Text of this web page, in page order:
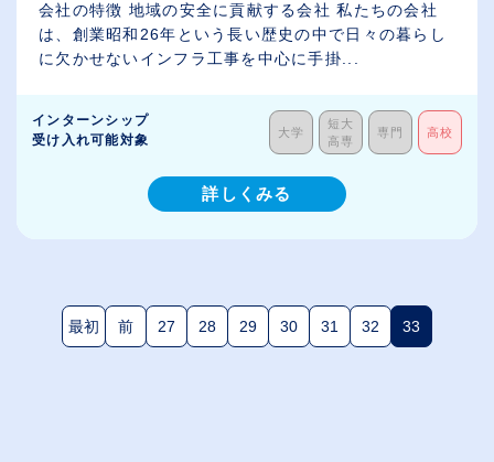
会社の特徴 地域の安全に貢献する会社 私たちの会社
は、創業昭和26年という長い歴史の中で日々の暮らし
に欠かせないインフラ工事を中心に手掛...
インターンシップ
受け入れ可能対象
大学
短大
高専
専門 高校
詳しくみる
最初 前 27 28 29 30 31 32 33(現在のペ